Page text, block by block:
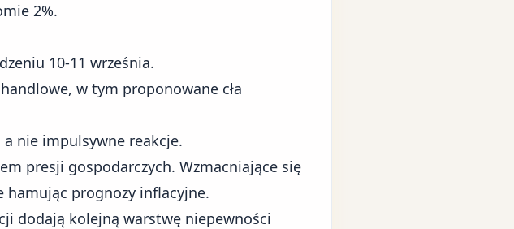
2%.
10-11 września.
w tym proponowane cła
nie impulsywne reakcje.
presji gospodarczych. Wzmacniające się
hamując prognozy inflacyjne.
dodają kolejną warstwę niepewności